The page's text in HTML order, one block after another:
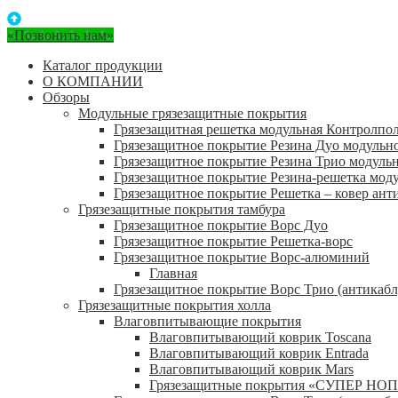
«Позвонить нам»
Каталог продукции
О КОМПАНИИ
Обзоры
Модульные грязезащитные покрытия
Грязезащитная решетка модульная
Грязезащитное покрытие Резина Дуо
Грязезащитное покрытие Резина Трио
Грязезащитное покрытие Резина-решетка
Грязезащитное покрытие Решетка – ковер
Грязезащитные покрытия тамбура
Грязезащитное покрытие Ворс Дуо
Грязезащитное покрытие Решетка-ворс
Грязезащитное покрытие Ворс-алюминий
Главная
Грязезащитное покрытие Ворс Трио
Грязезащитные покрытия холла
Влаговпитывающие покрытия
Влаговпитывающий коврик Toscana
Влаговпитывающий коврик Entrada
Влаговпитывающий коврик Mars
Грязезащитные покрытия «СУПЕР